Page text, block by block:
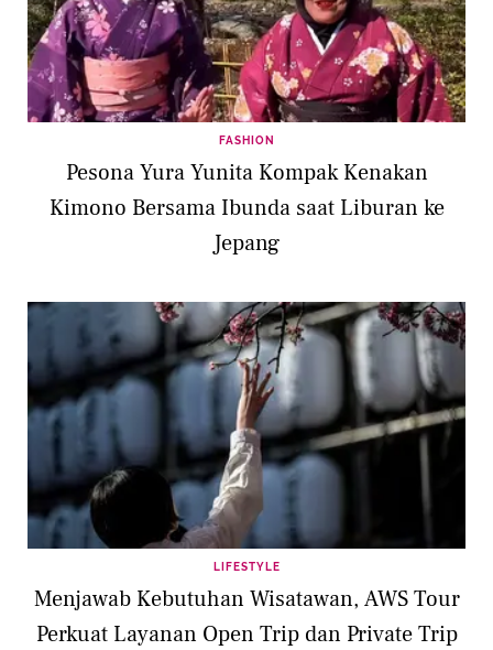
FASHION
Pesona Yura Yunita Kompak Kenakan
Kimono Bersama Ibunda saat Liburan ke
Jepang
LIFESTYLE
Menjawab Kebutuhan Wisatawan, AWS Tour
Perkuat Layanan Open Trip dan Private Trip